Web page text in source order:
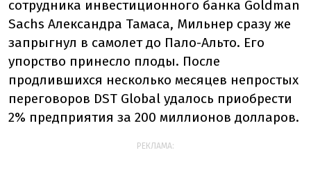
сотрудника инвестиционного банка Goldman
Sachs Александра Тамаса, Мильнер сразу же
запрыгнул в самолет до Пало-Альто. Его
упорство принесло плоды. После
продлившихся несколько месяцев непростых
переговоров DST Global удалось приобрести
2% предприятия за 200 миллионов долларов.
РЕКЛАМА: